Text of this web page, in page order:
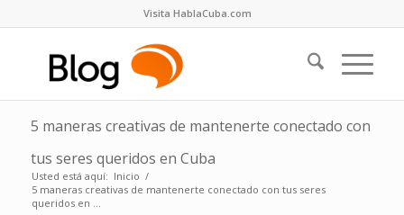
Visita HablaCuba.com
5 maneras creativas de mantenerte conectado con
tus seres queridos en Cuba
Usted está aquí: Inicio /
5 maneras creativas de mantenerte conectado con tus seres
queridos en ...